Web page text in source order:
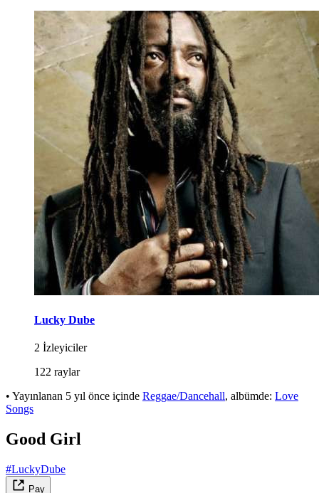
Lucky Dube
2 İzleyiciler
122 raylar
• Yayınlanan 5 yıl önce içinde Reggae/Dancehall, albümde: Love
Songs
Good Girl
#LuckyDube
Pay